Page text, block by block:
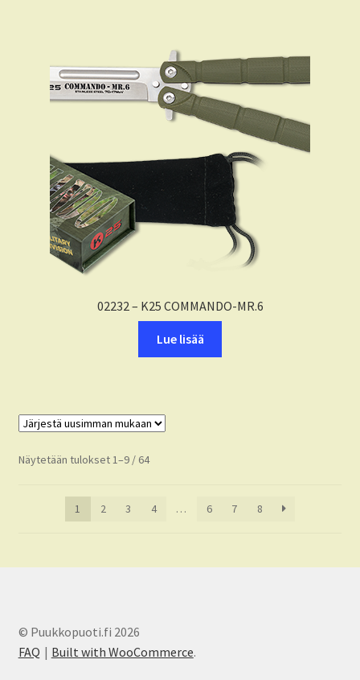
02232 – K25 COMMANDO-MR.6
Lue lisää
Näytetään tulokset 1–9 / 64Sorted
1
2 3 4 … 6 7 8
© Puukkopuoti.fi 2026
FAQ
Built with WooCommerce.